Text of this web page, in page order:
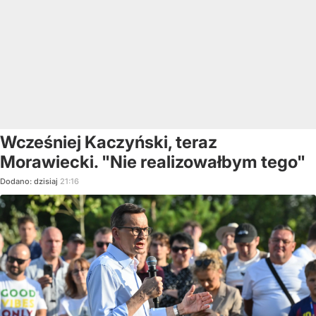
Wcześniej Kaczyński, teraz
Morawiecki. "Nie realizowałbym tego"
Dodano: dzisiaj 21:16